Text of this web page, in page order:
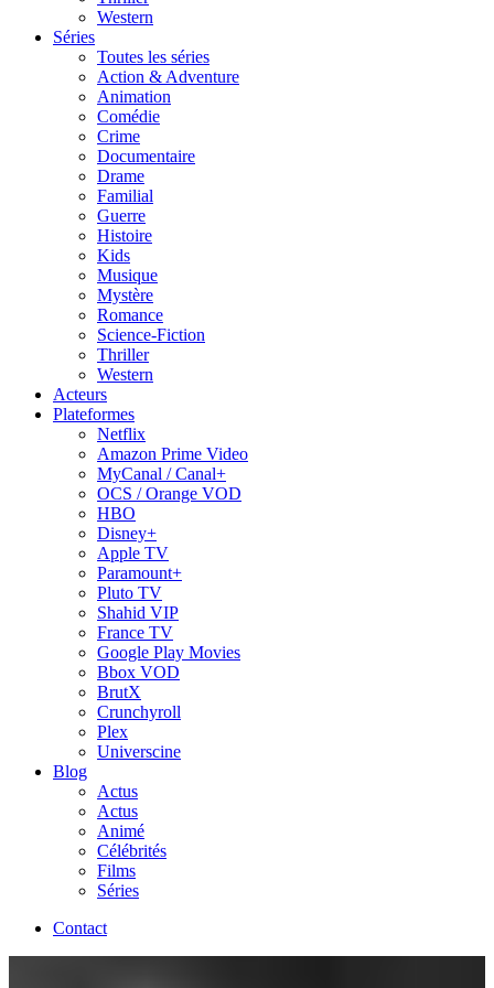
Western
Séries
Toutes les séries
Action & Adventure
Animation
Comédie
Crime
Documentaire
Drame
Familial
Guerre
Histoire
Kids
Musique
Mystère
Romance
Science-Fiction
Thriller
Western
Acteurs
Plateformes
Netflix
Amazon Prime Video
MyCanal / Canal+
OCS / Orange VOD
HBO
Disney+
Apple TV
Paramount+
Pluto TV
Shahid VIP
France TV
Google Play Movies
Bbox VOD
BrutX
Crunchyroll
Plex
Universcine
Blog
Actus
Actus
Animé
Célébrités
Films
Séries
Contact